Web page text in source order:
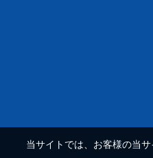
当サイトでは、お客様の当